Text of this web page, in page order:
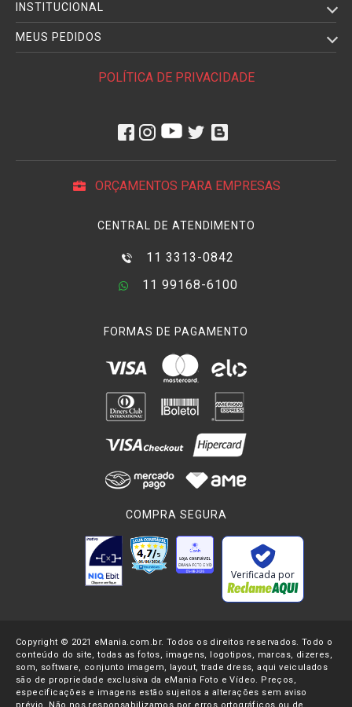
INSTITUCIONAL
MEUS PEDIDOS
POLÍTICA DE PRIVACIDADE
ORÇAMENTOS PARA EMPRESAS
CENTRAL DE ATENDIMENTO
11 3313-0842
11 99168-6100
FORMAS DE PAGAMENTO
COMPRA SEGURA
Verificada por
Copyright © 2021 eMania.com.br. Todos os direitos reservados. Todo o
conteúdo do site, todas as fotos, imagens, logotipos, marcas, dizeres,
som, software, conjunto imagem, layout, trade dress, aqui veiculados
são de propriedade exclusiva da eMania Foto e Vídeo. Preços,
especificações e imagens estão sujeitos a alterações sem aviso